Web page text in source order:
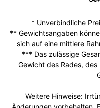
* Unverbindliche
** Gewichtsangaben
sich auf eine mittlere
*** Das zulässige
Gewicht des Rades,
Weitere Hinweise: